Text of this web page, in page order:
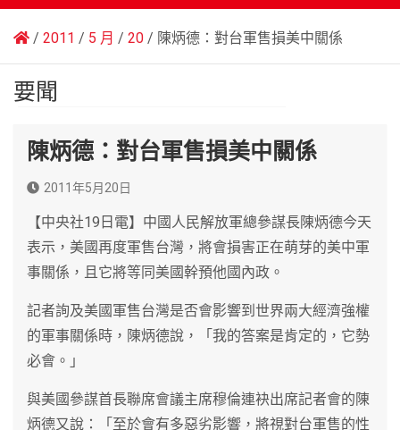
2011 5 月 20 陳炳德：對台軍售損美中關係
要聞
陳炳德：對台軍售損美中關係
2011年5月20日
【中央社19日電】中國人民解放軍總參謀長陳炳德今天
表示，美國再度軍售台灣，將會損害正在萌芽的美中軍
事關係，且它將等同美國幹預他國內政。
記者詢及美國軍售台灣是否會影響到世界兩大經濟強權
的軍事關係時，陳炳德說，「我的答案是肯定的，它勢
必會。」
與美國參謀首長聯席會議主席穆倫連袂出席記者會的陳
炳德又說：「至於會有多惡劣影響，將視對台軍售的性